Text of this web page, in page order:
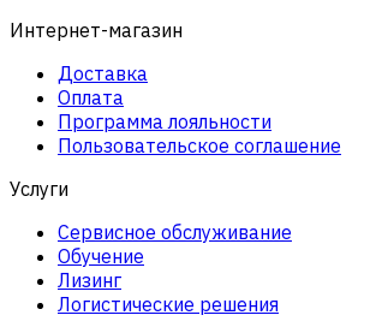
Интернет-магазин
Доставка
Оплата
Программа лояльности
Пользовательское соглашение
Услуги
Сервисное обслуживание
Обучение
Лизинг
Логистические решения